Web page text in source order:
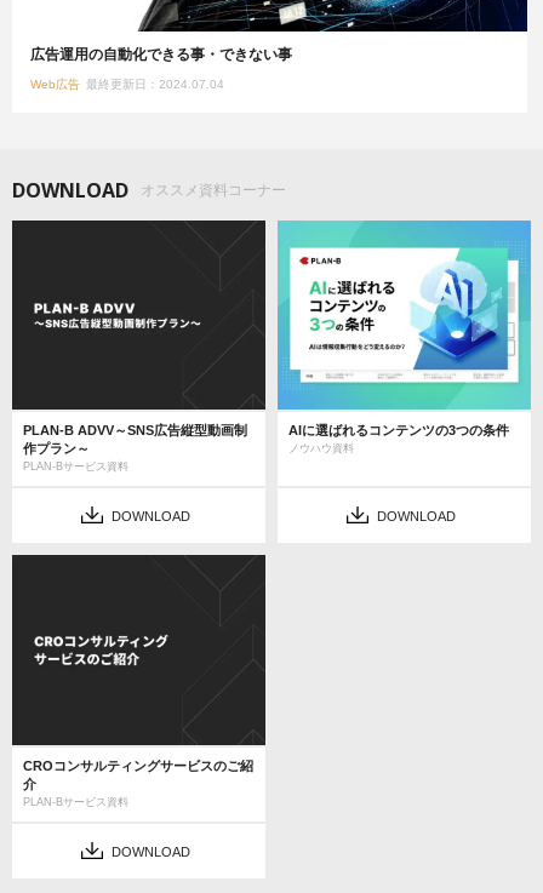
広告運用の自動化できる事・できない事
Web広告 最終更新日：2024.07.04
DOWNLOAD オススメ資料コーナー
PLAN-B ADVV～SNS広告縦型動画制
作プラン～
PLAN-Bサービス資料
DOWNLOAD
AIに選ばれるコンテンツの3つの条件
ノウハウ資料
DOWNLOAD
CROコンサルティングサービスのご紹
介
PLAN-Bサービス資料
DOWNLOAD